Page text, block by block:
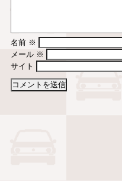
名前 ※
メール ※
サイト